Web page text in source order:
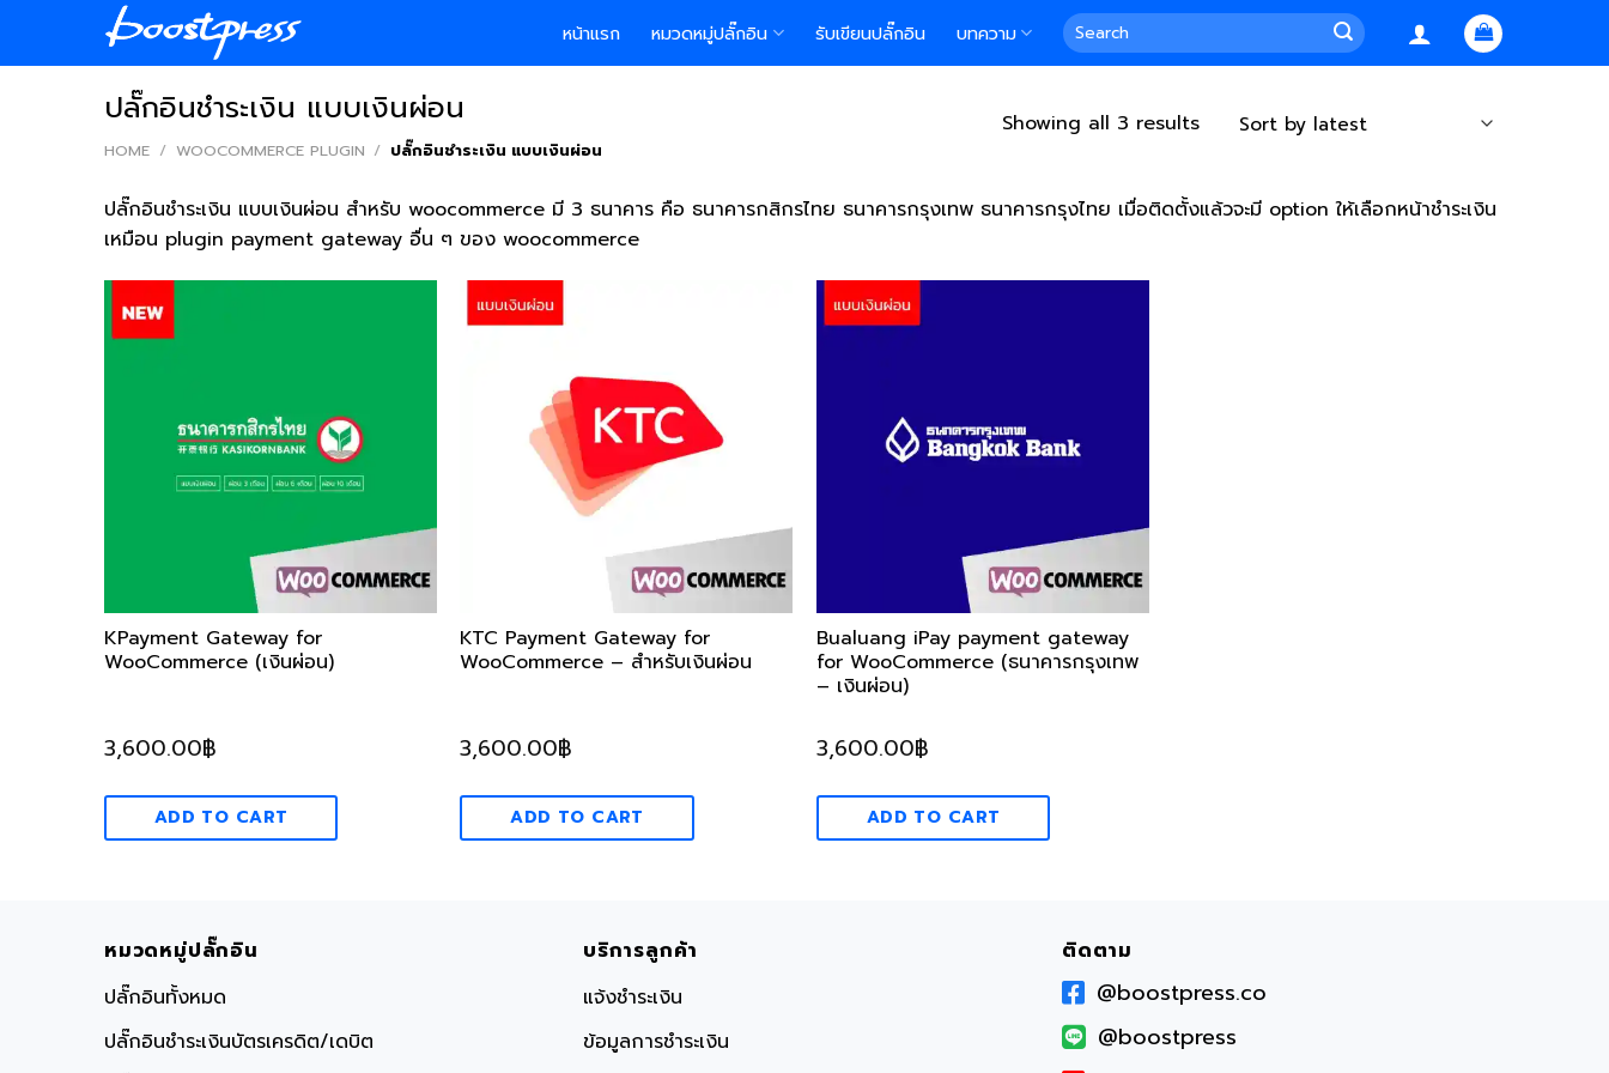
content
หน้าแรก หมวดหมู่ปลั๊กอิน รับเขียนปลั๊กอิน บทความ
Search
for:
ปลั๊กอินชำระเงิน แบบเงินผ่อน
HOME / WOOCOMMERCE PLUGIN / ปลั๊กอินชำระเงิน แบบเงินผ่อน
Showing all 3 results
ปลั๊กอินชำระเงิน แบบเงินผ่อน สำหรับ woocommerce มี 3 ธนาคาร คือ ธนาคารกสิกรไทย ธนาคารกรุงเทพ ธนาคารกรุงไทย เมื่อติดตั้งแล้วจะมี option ให้เลือกหน้าชำระเงิน
เหมือน plugin payment gateway อื่น ๆ ของ woocommerce
KPayment Gateway for
WooCommerce (เงินผ่อน)
3,600.00฿
ADD TO CART
KTC Payment Gateway for
WooCommerce – สำหรับเงินผ่อน
3,600.00฿
ADD TO CART
Bualuang iPay payment gateway
for WooCommerce (ธนาคารกรุงเทพ
– เงินผ่อน)
3,600.00฿
ADD TO CART
หมวดหมู่ปลั๊กอิน
ปลั๊กอินทั้งหมด
ปลั๊กอินชำระเงินบัตรเครดิต/เดบิต
บริการลูกค้า
แจ้งชำระเงิน
ข้อมูลการชำระเงิน
ติดตาม
@boostpress.co
@boostpress